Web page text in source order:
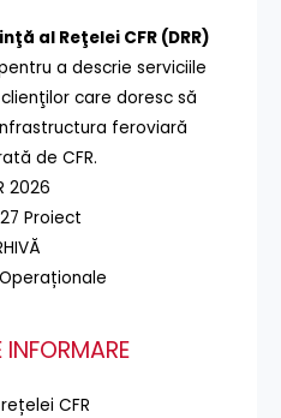
al Reţelei CFR (DRR)
a descrie serviciile
care doresc să
feroviară
de CFR.
2026
Proiect
CFR